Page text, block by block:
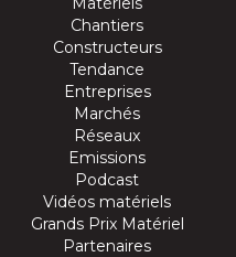
Chantiers
Constructeurs
Tendance
Entreprises
Marchés
Réseaux
Emissions
Podcast
Vidéos matériels
Grands Prix Matériel
Partenaires